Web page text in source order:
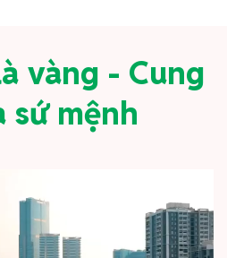
vàng - Cung
sứ mệnh